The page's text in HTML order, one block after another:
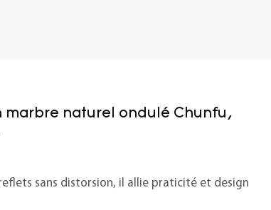
naturel ondulé Chunfu,
sans distorsion, il allie praticité et design